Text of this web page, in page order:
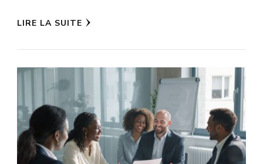
LIRE LA SUITE